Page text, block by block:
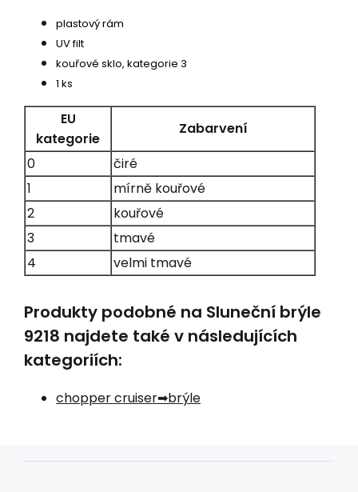
plastový rám
UV filt
kouřové sklo, kategorie 3
1 ks
EU
kategorie
Zabarvení
0
čiré
1
mírně kouřové
2
kouřové
3
tmavé
4
velmi tmavé
Produkty podobné na Sluneční brýle
9218 najdete také v následujících
kategoriích:
chopper cruiser brýle